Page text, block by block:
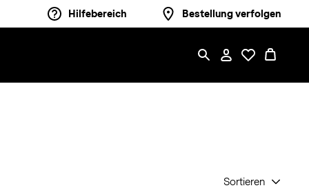
Hilfebereich Bestellung verfolgen
Sortieren